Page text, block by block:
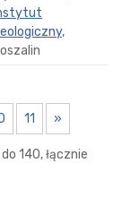
,
11 »
140, łącznie